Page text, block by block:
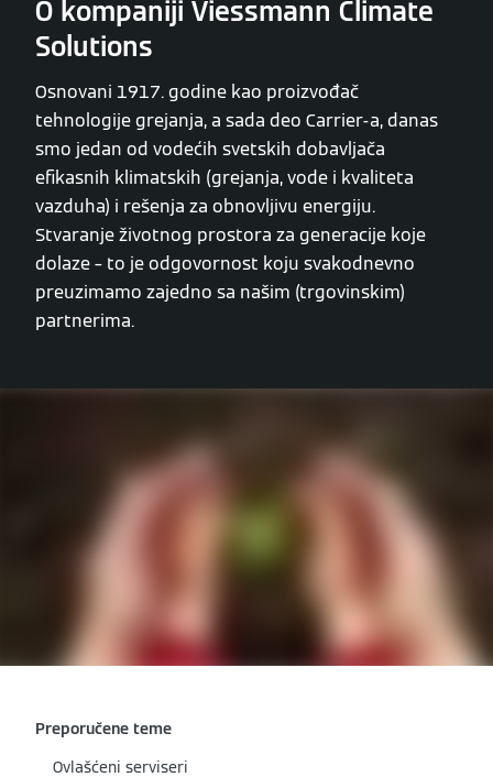
O kompaniji Viessmann Climate
Solutions
Osnovani 1917. godine kao proizvođač
tehnologije grejanja, a sada deo Carrier-a, danas
smo jedan od vodećih svetskih dobavljača
efikasnih klimatskih (grejanja, vode i kvaliteta
vazduha) i rešenja za obnovljivu energiju.
Stvaranje životnog prostora za generacije koje
dolaze – to je odgovornost koju svakodnevno
preuzimamo zajedno sa našim (trgovinskim)
partnerima.
Preporučene teme
Ovlašćeni serviseri